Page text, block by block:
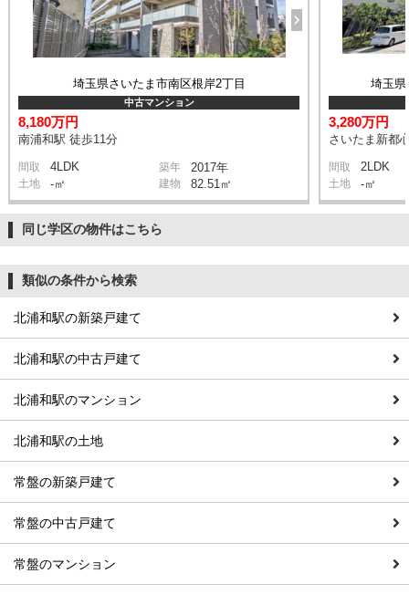
埼玉県さいたま市南区根岸2丁目
中古マンション
8,180万円
南浦和駅 徒歩11分
間取 4LDK 築年 2017年
土地 -㎡ 建物 82.51㎡
埼玉県
3,280万円
さいたま新都
間取 2LDK
土地 -㎡
同じ学区の物件はこちら
類似の条件から検索
北浦和駅の新築戸建て
北浦和駅の中古戸建て
北浦和駅のマンション
北浦和駅の土地
常盤の新築戸建て
常盤の中古戸建て
常盤のマンション